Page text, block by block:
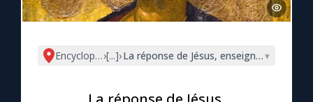
La chaîne Youtube
La newsletter
La vidéo de la semaine
Encyclopédie mariale
›[...]›La réponse de Jésus, enseignement
▾